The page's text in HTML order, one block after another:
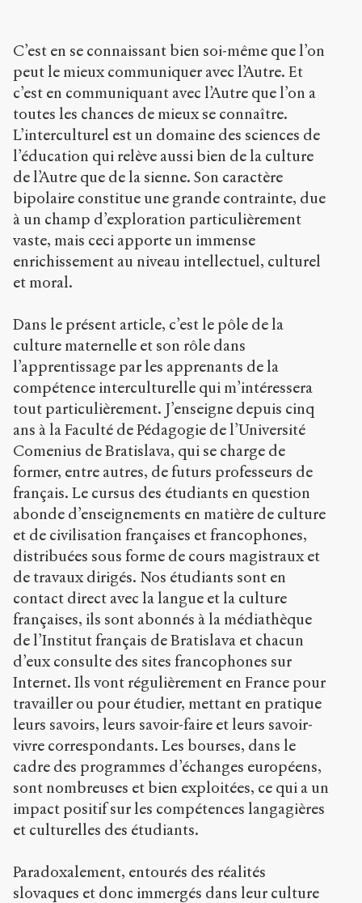
u
l
i
c
.
r
g
/
a
r
t
i
s
/
5
1
/
Copier la
référence
Chicago
Copier la
référence
Bibtex
Creative
Commons
Attribution-
NonCommercial-
ShareAlike 4.0
International
(CC BY-NC-SA
4.0) Sens-Public,
2009
à la
version
PDF
C’est en se connaissant bien soi-même que l’on
peut le mieux communiquer avec l’Autre. Et
c’est en communiquant avec l’Autre que l’on a
toutes les chances de mieux se connaître.
L’interculturel est un domaine des sciences de
l’éducation qui relève aussi bien de la culture
de l’Autre que de la sienne. Son caractère
bipolaire constitue une grande contrainte, due
à un champ d’exploration particulièrement
vaste, mais ceci apporte un immense
enrichissement au niveau intellectuel, culturel
et moral.
Dans le présent article, c’est le pôle de la
culture maternelle et son rôle dans
l’apprentissage par les apprenants de la
compétence interculturelle qui m’intéressera
tout particulièrement. J’enseigne depuis cinq
ans à la Faculté de Pédagogie de l’Université
Comenius de Bratislava, qui se charge de
former, entre autres, de futurs professeurs de
français. Le cursus des étudiants en question
abonde d’enseignements en matière de culture
et de civilisation françaises et francophones,
distribuées sous forme de cours magistraux et
de travaux dirigés. Nos étudiants sont en
contact direct avec la langue et la culture
françaises, ils sont abonnés à la médiathèque
de l’Institut français de Bratislava et chacun
d’eux consulte des sites francophones sur
Internet. Ils vont régulièrement en France pour
travailler ou pour étudier, mettant en pratique
leurs savoirs, leurs savoir-faire et leurs savoir-
vivre correspondants. Les bourses, dans le
cadre des programmes d’échanges européens,
sont nombreuses et bien exploitées, ce qui a un
impact positif sur les compétences langagières
et culturelles des étudiants.
Paradoxalement, entourés des réalités
slovaques et donc immergés dans leur culture